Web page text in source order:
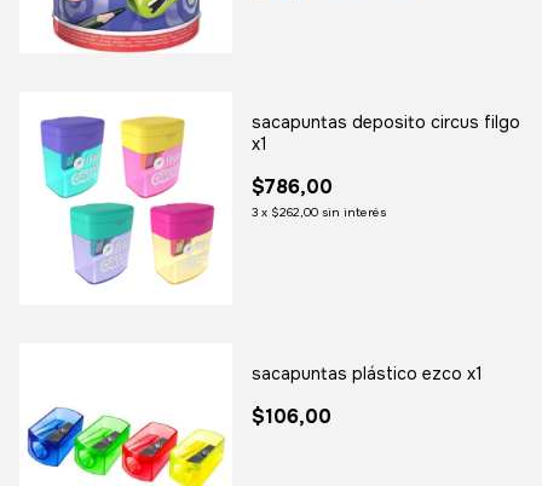
sacapuntas deposito circus filgo
x1
$786,00
3 x $262,00 sin interés
sacapuntas plástico ezco x1
$106,00